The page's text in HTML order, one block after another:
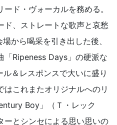
ド・ヴォーカルを務める。
ド、ストレートな歌声と哀愁
から喝采を引き出した後、
「Ripeness Days」の硬派な
＆レスポンスで大いに盛り
これまたオリジナルへのリ
Boy」（Ｔ・レック
ーとシンセによる思い思いの